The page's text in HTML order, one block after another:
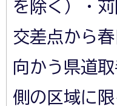
を除く）・
交差点から
向かう県道
側の区域に